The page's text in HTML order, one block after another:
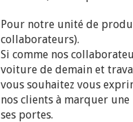
Pour notre unité de
collaborateurs).
Si comme nos
voiture de demain et
vous souhaitez vous
nos clients à marquer une
ses portes.